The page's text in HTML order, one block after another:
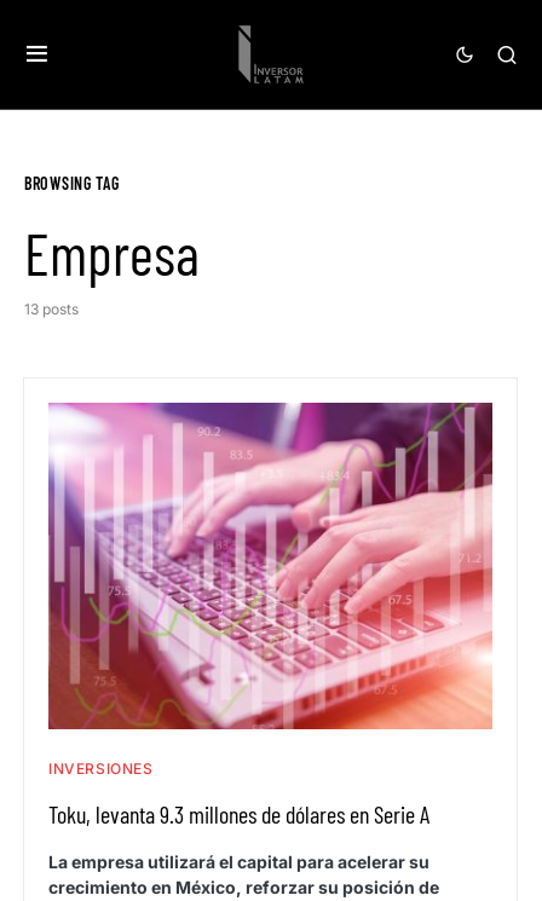
BROWSING TAG
Empresa
13 posts
INVERSIONES
Toku, levanta 9.3 millones de dólares en Serie A
La empresa utilizará el capital para acelerar su
crecimiento en México, reforzar su posición de